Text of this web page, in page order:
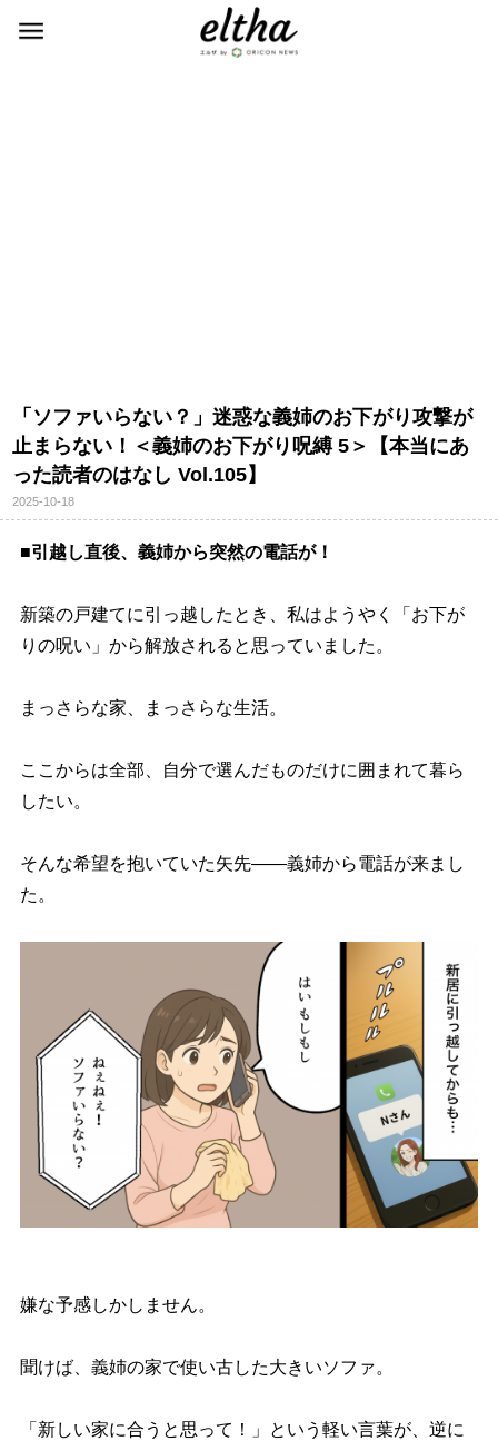
「ソファいらない？」迷惑な義姉のお下がり攻撃が
止まらない！＜義姉のお下がり呪縛 5＞【本当にあ
った読者のはなし Vol.105】
2025-10-18
■引越し直後、義姉から突然の電話が！
新築の戸建てに引っ越したとき、私はようやく「お下が
りの呪い」から解放されると思っていました。
まっさらな家、まっさらな生活。
ここからは全部、自分で選んだものだけに囲まれて暮ら
したい。
そんな希望を抱いていた矢先――義姉から電話が来まし
た。
嫌な予感しかしません。
聞けば、義姉の家で使い古した大きいソファ。
「新しい家に合うと思って！」という軽い言葉が、逆に